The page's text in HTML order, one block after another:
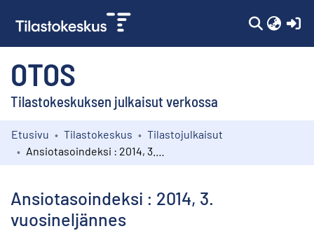
OTOS
Tilastokeskuksen julkaisut verkossa
Kokoelmat
Etusivu Tilastokeskus
Tilastojulkaisut
Ansiotasoindeksi : 2014, 3.
vuosineljännes